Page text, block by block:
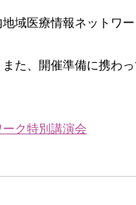
域医療情報ネットワ
た、開催準備に携わ
ク特別講演会